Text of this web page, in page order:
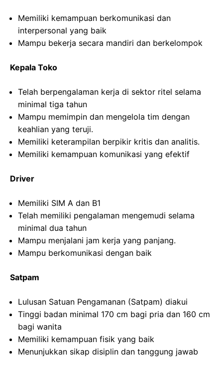
Memiliki kemampuan berkomunikasi dan
interpersonal yang baik
Mampu bekerja secara mandiri dan berkelompok
Kepala Toko
Telah berpengalaman kerja di sektor ritel selama
minimal tiga tahun
Mampu memimpin dan mengelola tim dengan
keahlian yang teruji.
Memiliki keterampilan berpikir kritis dan analitis.
Memiliki kemampuan komunikasi yang efektif
Driver
Memiliki SIM A dan B1
Telah memiliki pengalaman mengemudi selama
minimal dua tahun
Mampu menjalani jam kerja yang panjang.
Mampu berkomunikasi dengan baik
Satpam
Lulusan Satuan Pengamanan (Satpam) diakui
Tinggi badan minimal 170 cm bagi pria dan 160 cm
bagi wanita
Memiliki kemampuan fisik yang baik
Menunjukkan sikap disiplin dan tanggung jawab